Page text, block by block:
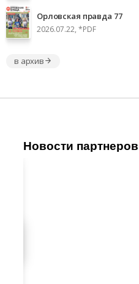
Орловская правда 77
2026.07.22, *PDF
в архив
Новости партнеров